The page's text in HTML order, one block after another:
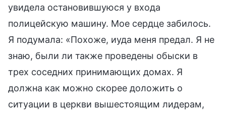
увидела остановившуюся у входа
полицейскую машину. Мое сердце забилось.
Я подумала: «Похоже, иуда меня предал. Я не
знаю, были ли также проведены обыски в
трех соседних принимающих домах. Я
должна как можно скорее доложить о
ситуации в церкви вышестоящим лидерам,